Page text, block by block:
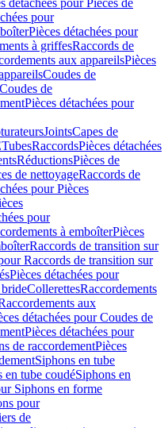
détachées pour Pièces de
pour
Pièces détachées pour
à griffesRaccords de
aux appareilsPièces
Coudes de
de
Pièces détachées pour
JointsCapes de
TubesRaccordsPièces détachées
RéductionsPièces de
de nettoyageRaccords de
pour Pièces
pour
à emboîterPièces
Raccords de transition sur
Raccords de transition sur
Pièces détachées pour
brideCollerettesRaccordements
aux
détachées pour Coudes de
Pièces détachées pour
de raccordementPièces
Siphons en tube
en tube coudéSiphons en
Siphons en forme
pour
de